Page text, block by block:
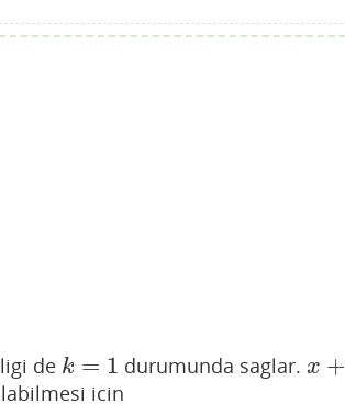
de k = 1
k= 1 durumunda saglar.x +
x+y=
icin